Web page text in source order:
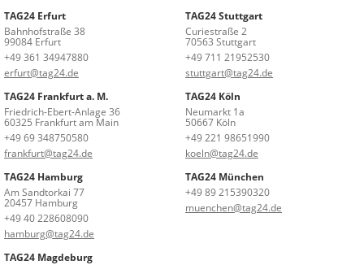
TAG24 Erfurt
Bahnhofstraße 38
99084 Erfurt
+49 361 34947880
erfurt@tag24.de
TAG24 Stuttgart
Curiestraße 2
70563 Stuttgart
+49 711 21952530
stuttgart@tag24.de
TAG24 Frankfurt a. M.
Friedrich-Ebert-Anlage 36
60325 Frankfurt am Main
+49 69 348750580
frankfurt@tag24.de
TAG24 Köln
Neumarkt 1a
50667 Köln
+49 221 98651990
koeln@tag24.de
TAG24 Hamburg
Am Sandtorkai 77
20457 Hamburg
+49 40 228608090
hamburg@tag24.de
TAG24 München
+49 89 215390320
muenchen@tag24.de
TAG24 Magdeburg